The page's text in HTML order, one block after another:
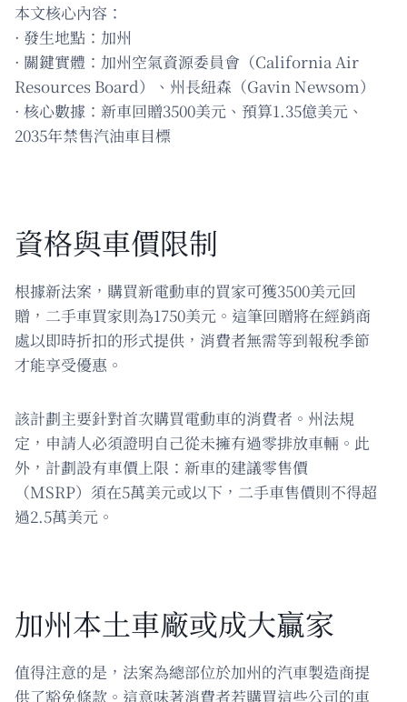
本文核心內容：
· 發生地點：加州
· 關鍵實體：加州空氣資源委員會（California Air
Resources Board）、州長紐森（Gavin Newsom）
· 核心數據：新車回贈3500美元、預算1.35億美元、
2035年禁售汽油車目標
資格與車價限制
根據新法案，購買新電動車的買家可獲3500美元回
贈，二手車買家則為1750美元。這筆回贈將在經銷商
處以即時折扣的形式提供，消費者無需等到報稅季節
才能享受優惠。
該計劃主要針對首次購買電動車的消費者。州法規
定，申請人必須證明自己從未擁有過零排放車輛。此
外，計劃設有車價上限：新車的建議零售價
（MSRP）須在5萬美元或以下，二手車售價則不得超
過2.5萬美元。
加州本土車廠或成大贏家
值得注意的是，法案為總部位於加州的汽車製造商提
供了豁免條款。這意味著消費者若購買這些公司的車